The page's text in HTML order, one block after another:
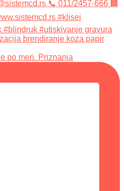
po meri. Priznanja